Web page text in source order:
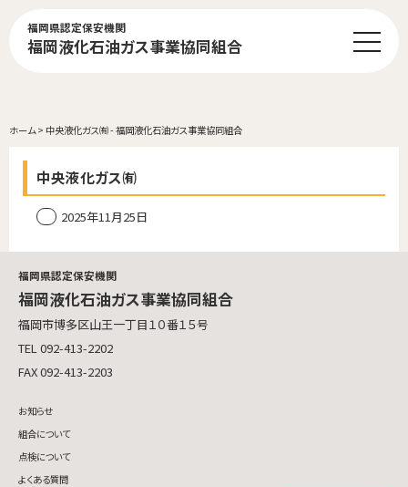
福岡県認定保安機関
福岡液化石油ガス事業協同組合
ホーム > 中央液化ガス㈲ - 福岡液化石油ガス事業協同組合
中央液化ガス㈲
2025年11月25日
福岡県認定保安機関
福岡液化石油ガス事業協同組合
福岡市博多区山王一丁目１０番１５号
TEL 092-413-2202
FAX 092-413-2203
お知らせ
組合について
点検について
よくある質問